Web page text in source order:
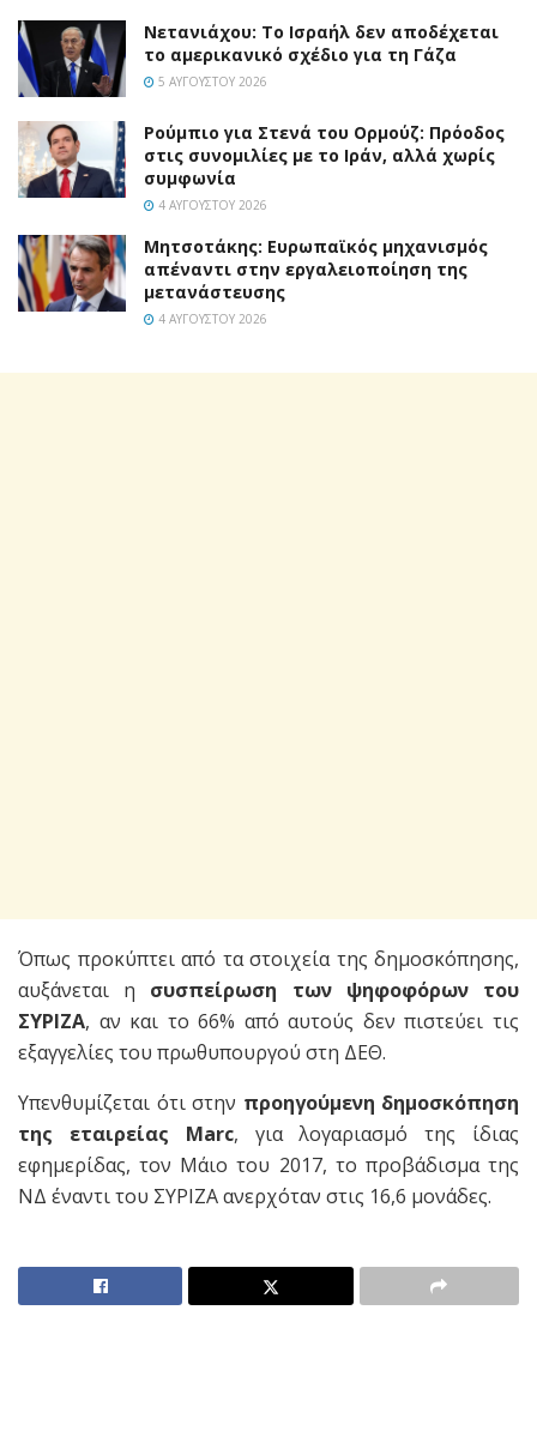
Νετανιάχου: Το Ισραήλ δεν αποδέχεται
το αμερικανικό σχέδιο για τη Γάζα
5 ΑΥΓΟΎΣΤΟΥ 2026
Ρούμπιο για Στενά του Ορμούζ: Πρόοδος
στις συνομιλίες με το Ιράν, αλλά χωρίς
συμφωνία
4 ΑΥΓΟΎΣΤΟΥ 2026
Μητσοτάκης: Ευρωπαϊκός μηχανισμός
απέναντι στην εργαλειοποίηση της
μετανάστευσης
4 ΑΥΓΟΎΣΤΟΥ 2026
Όπως προκύπτει από τα στοιχεία της δημοσκόπησης,
αυξάνεται η συσπείρωση των ψηφοφόρων του
ΣΥΡΙΖΑ, αν και το 66% από αυτούς δεν πιστεύει τις
εξαγγελίες του πρωθυπουργού στη ΔΕΘ.
Υπενθυμίζεται ότι στην προηγούμενη δημοσκόπηση
της εταιρείας Marc, για λογαριασμό της ίδιας
εφημερίδας, τον Μάιο του 2017, το προβάδισμα της
ΝΔ έναντι του ΣΥΡΙΖΑ ανερχόταν στις 16,6 μονάδες.